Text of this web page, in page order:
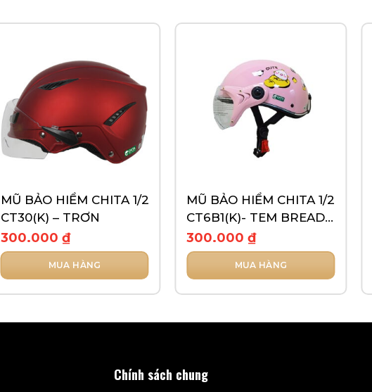
MŨ BẢO HIỂM CHITA 1/2
CT30(K) – TRƠN
300.000 ₫
MUA HÀNG
MŨ BẢO HIỂM CHITA 1/2
CT6B1(K)- TEM BREAD
BEAR
300.000₫
MUA HÀNG
thể.
Chính sách chung